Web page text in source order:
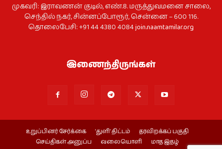
முகவரி: இராவணன் குடில், எண்.8. மருத்துவமனை சாலை,
செந்தில் நகர், சின்னப்போரூர், சென்னை – 600 116.
தொலைபேசி: +91 44 4380 4084join.naamtamilar.org
இணைந்திருங்கள்
உறுப்பினர் சேர்க்கை ‘துளி’ திட்டம்
தரவிறக்கப் பகுதி
செய்திகள் அனுப்ப
வலையொளி
மாத இதழ்